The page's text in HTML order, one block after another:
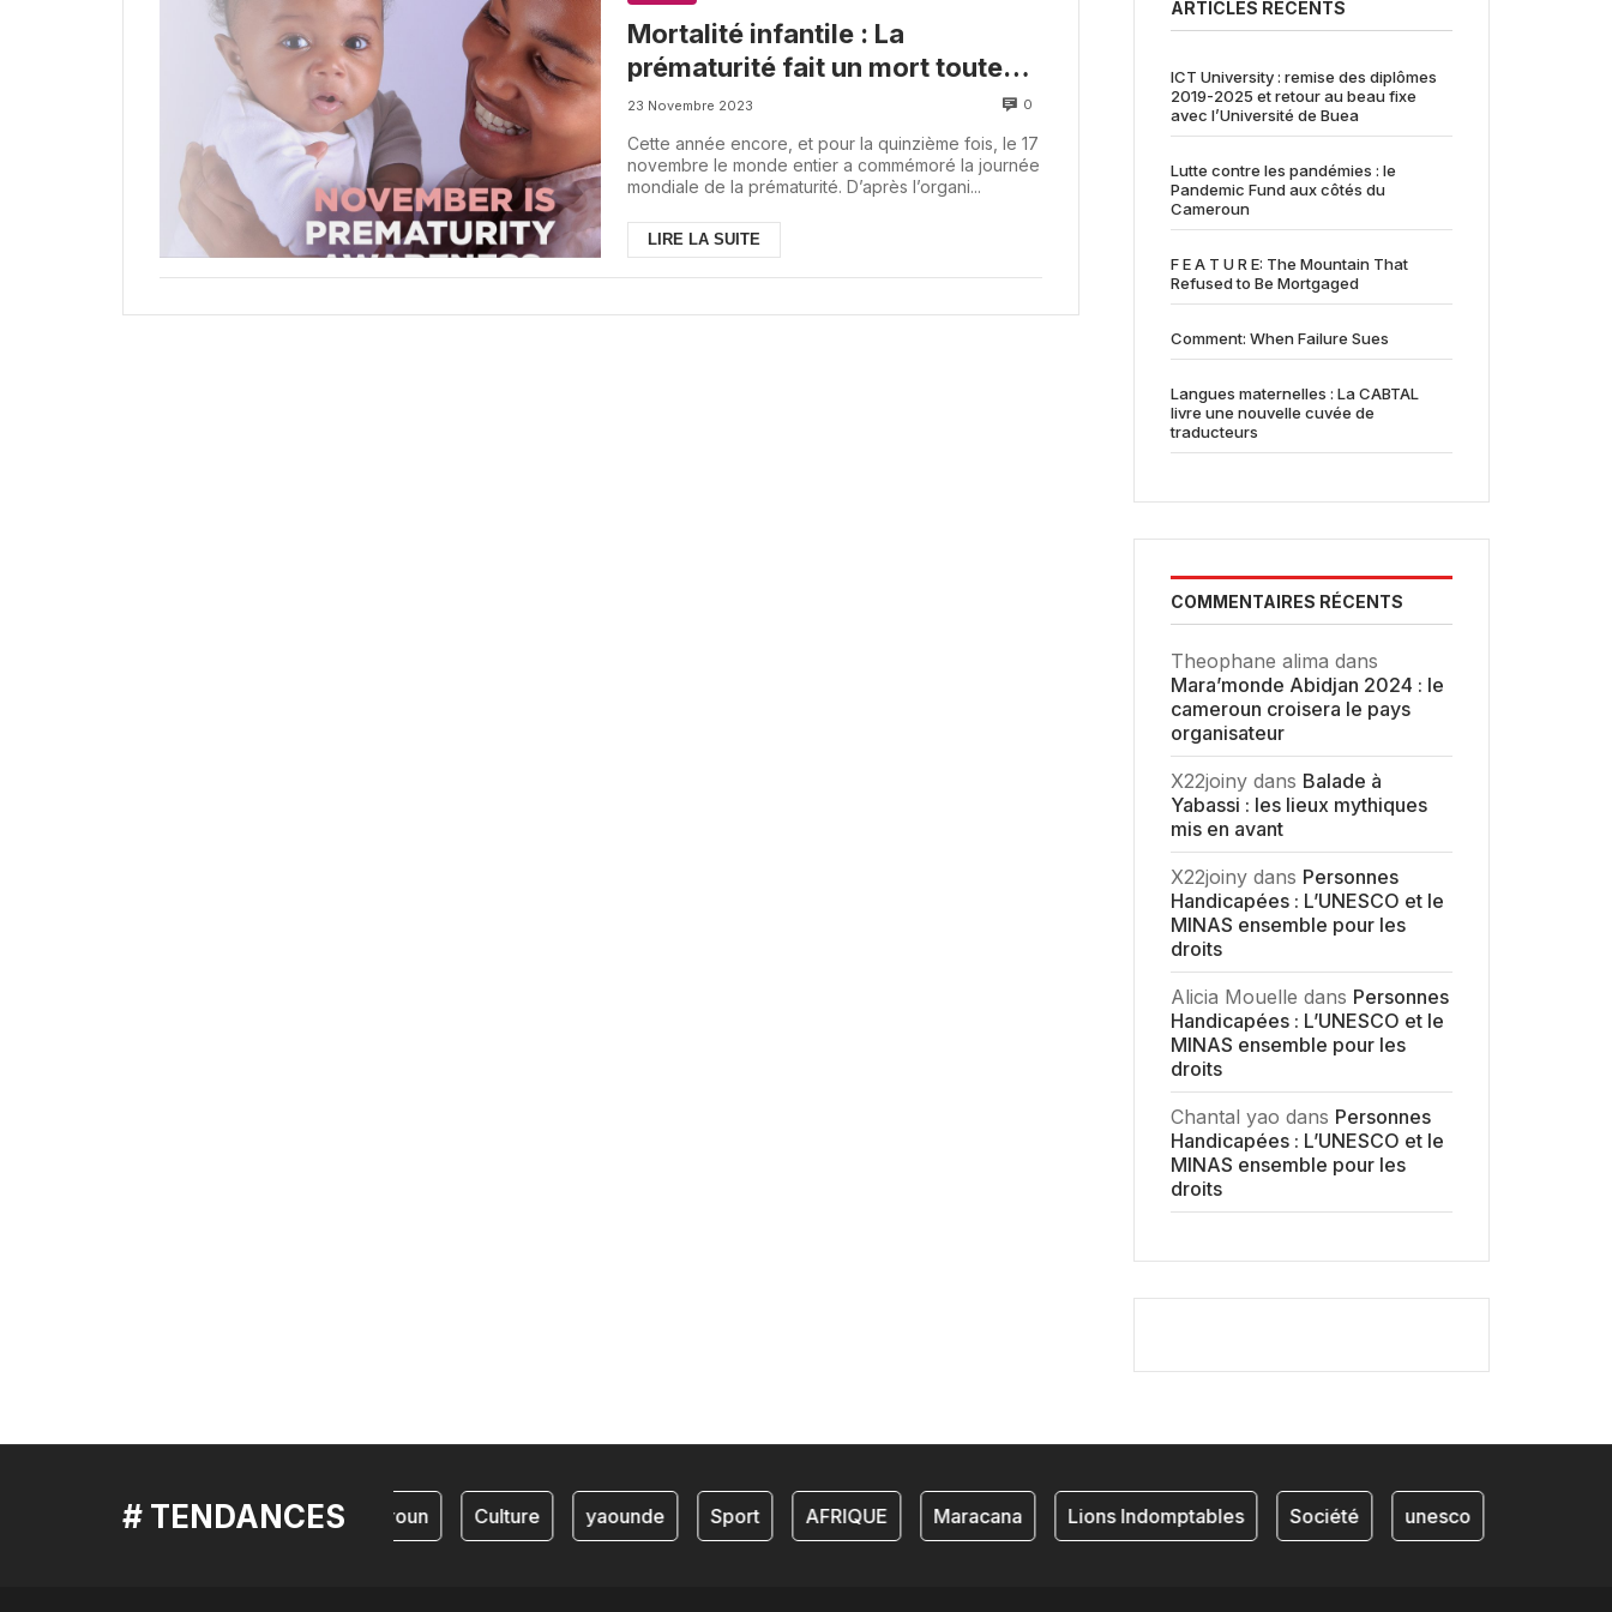
Mortalité infantile : La
prématurité fait un mort toutes
les quarante secondes
23 Novembre 2023 0
Cette année encore, et pour la quinzième fois, le 17
novembre le monde entier a commémoré la journée
mondiale de la prématurité. D’après l’organi...
LIRE LA SUITE
ARTICLES RÉCENTS
ICT University : remise des diplômes
2019-2025 et retour au beau fixe
avec l’Université de Buea
Lutte contre les pandémies : le
Pandemic Fund aux côtés du
Cameroun
F E A T U R E: The Mountain That
Refused to Be Mortgaged
Comment: When Failure Sues
Langues maternelles : La CABTAL
livre une nouvelle cuvée de
traducteurs
COMMENTAIRES RÉCENTS
Theophane alima dans
Mara’monde Abidjan 2024 : le
cameroun croisera le pays
organisateur
X22joiny dans Balade à
Yabassi : les lieux mythiques
mis en avant
X22joiny dans Personnes
Handicapées : L’UNESCO et le
MINAS ensemble pour les
droits
Alicia Mouelle dans Personnes
Handicapées : L’UNESCO et le
MINAS ensemble pour les
droits
Chantal yao dans Personnes
Handicapées : L’UNESCO et le
MINAS ensemble pour les
droits
# TENDANCEScameroun Culture yaounde Sport AFRIQUE Maracana Lions Indomptables Société unesco